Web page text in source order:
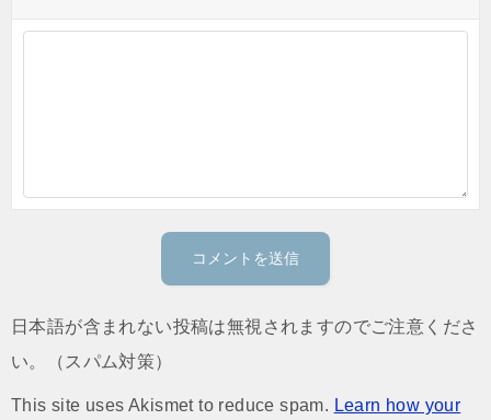
日本語が含まれない投稿は無視されますのでご注意くださ
い。（スパム対策）
This site uses Akismet to reduce spam. Learn how your